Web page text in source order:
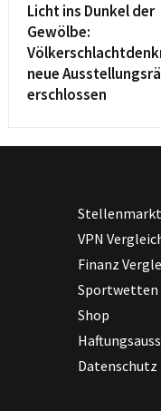
Licht ins Dunkel der
Gewölbe:
neue
erschlossen
Stellenmarkt
VPN
Finanz
Sportwetten
Shop
Datenschutz